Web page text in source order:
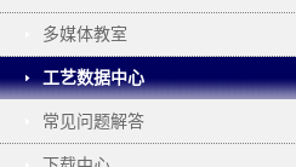
多媒体教室
工艺数据中心
常见问题解答